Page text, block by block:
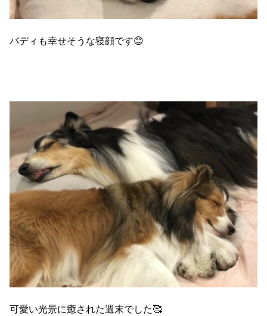
バディも幸せそうな寝顔です😊
可愛い光景に癒された週末でした🥰